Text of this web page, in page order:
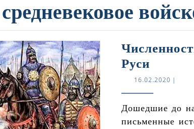
средневековое
Руси
на
Руси
16.02.2020 |
Дошедшие до нас из глубины веков
письменные